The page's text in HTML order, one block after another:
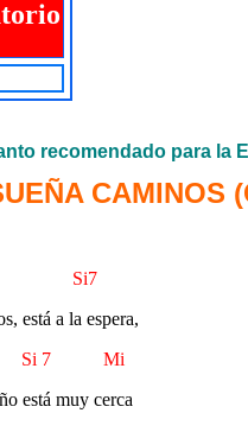
recomendado para la
CAMINOS
está a la espera,
7 Mi
está muy cerca